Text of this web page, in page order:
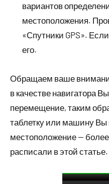
вариантов
местоположения.
«Спутники GPS».
его.
Обращаем ваше
в качестве навигатора
перемещение, таким
таблетку или машину Вы
местоположение —
расписали в этой статье.